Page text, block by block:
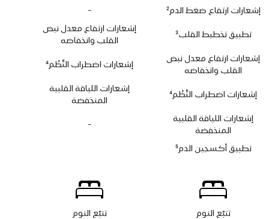
إشعارات ارتفاع ضغط الدم2
تطبيق تخطيط القلب3
إشعارات ارتفاع معدل نبض
القلب وانخفاضه
إشعارات اضطراب النَّظْم4
إشعارات اللياقة القلبية
المنخفضة
تطبيق أكسجين الدم5
تتبّع النوم
-
تطبيق
تخطيط
إشعارات ارتفاع معدل نبض
القلب وانخفاضه
إشعارات اضطراب النَّظْم4
إشعارات اللياقة القلبية
المنخفضة
-
تتبّع النوم